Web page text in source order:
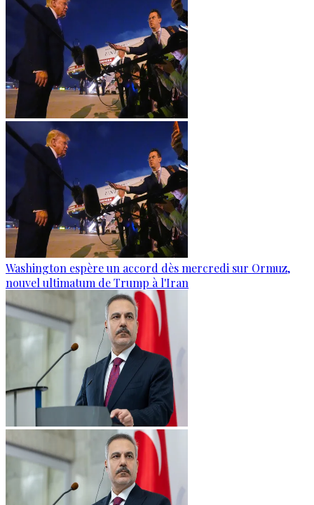
Washington espère un accord dès mercredi sur Ormuz,
nouvel ultimatum de Trump à l'Iran